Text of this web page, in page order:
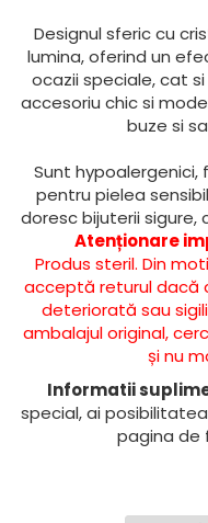
Designul sferic cu
lumina, oferind un
ocazii speciale, cat
accesoriu chic si
buze si
Sunt hypoalergenici,
pentru pielea
doresc bijuterii
Atenționare
Produs steril. Din
acceptă returul dacă
deteriorată sau
ambalajul original,
și nu
Informatii
special, ai
pagina de